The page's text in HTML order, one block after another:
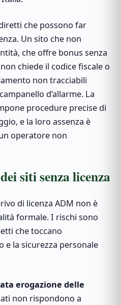
che possono far
Un sito che non
che offre bonus senza
chiede il codice fiscale o
non tracciabili
d’allarme. La
procedure precise di
e la loro assenza è
operatore non
siti senza licenza
di licenza ADM non è
formale. I rischi sono
che toccano
la sicurezza personale
erogazione delle
non rispondono a